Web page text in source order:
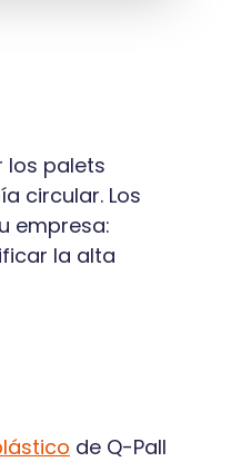
los palets
circular. Los
empresa:
la alta
de Q-Pall